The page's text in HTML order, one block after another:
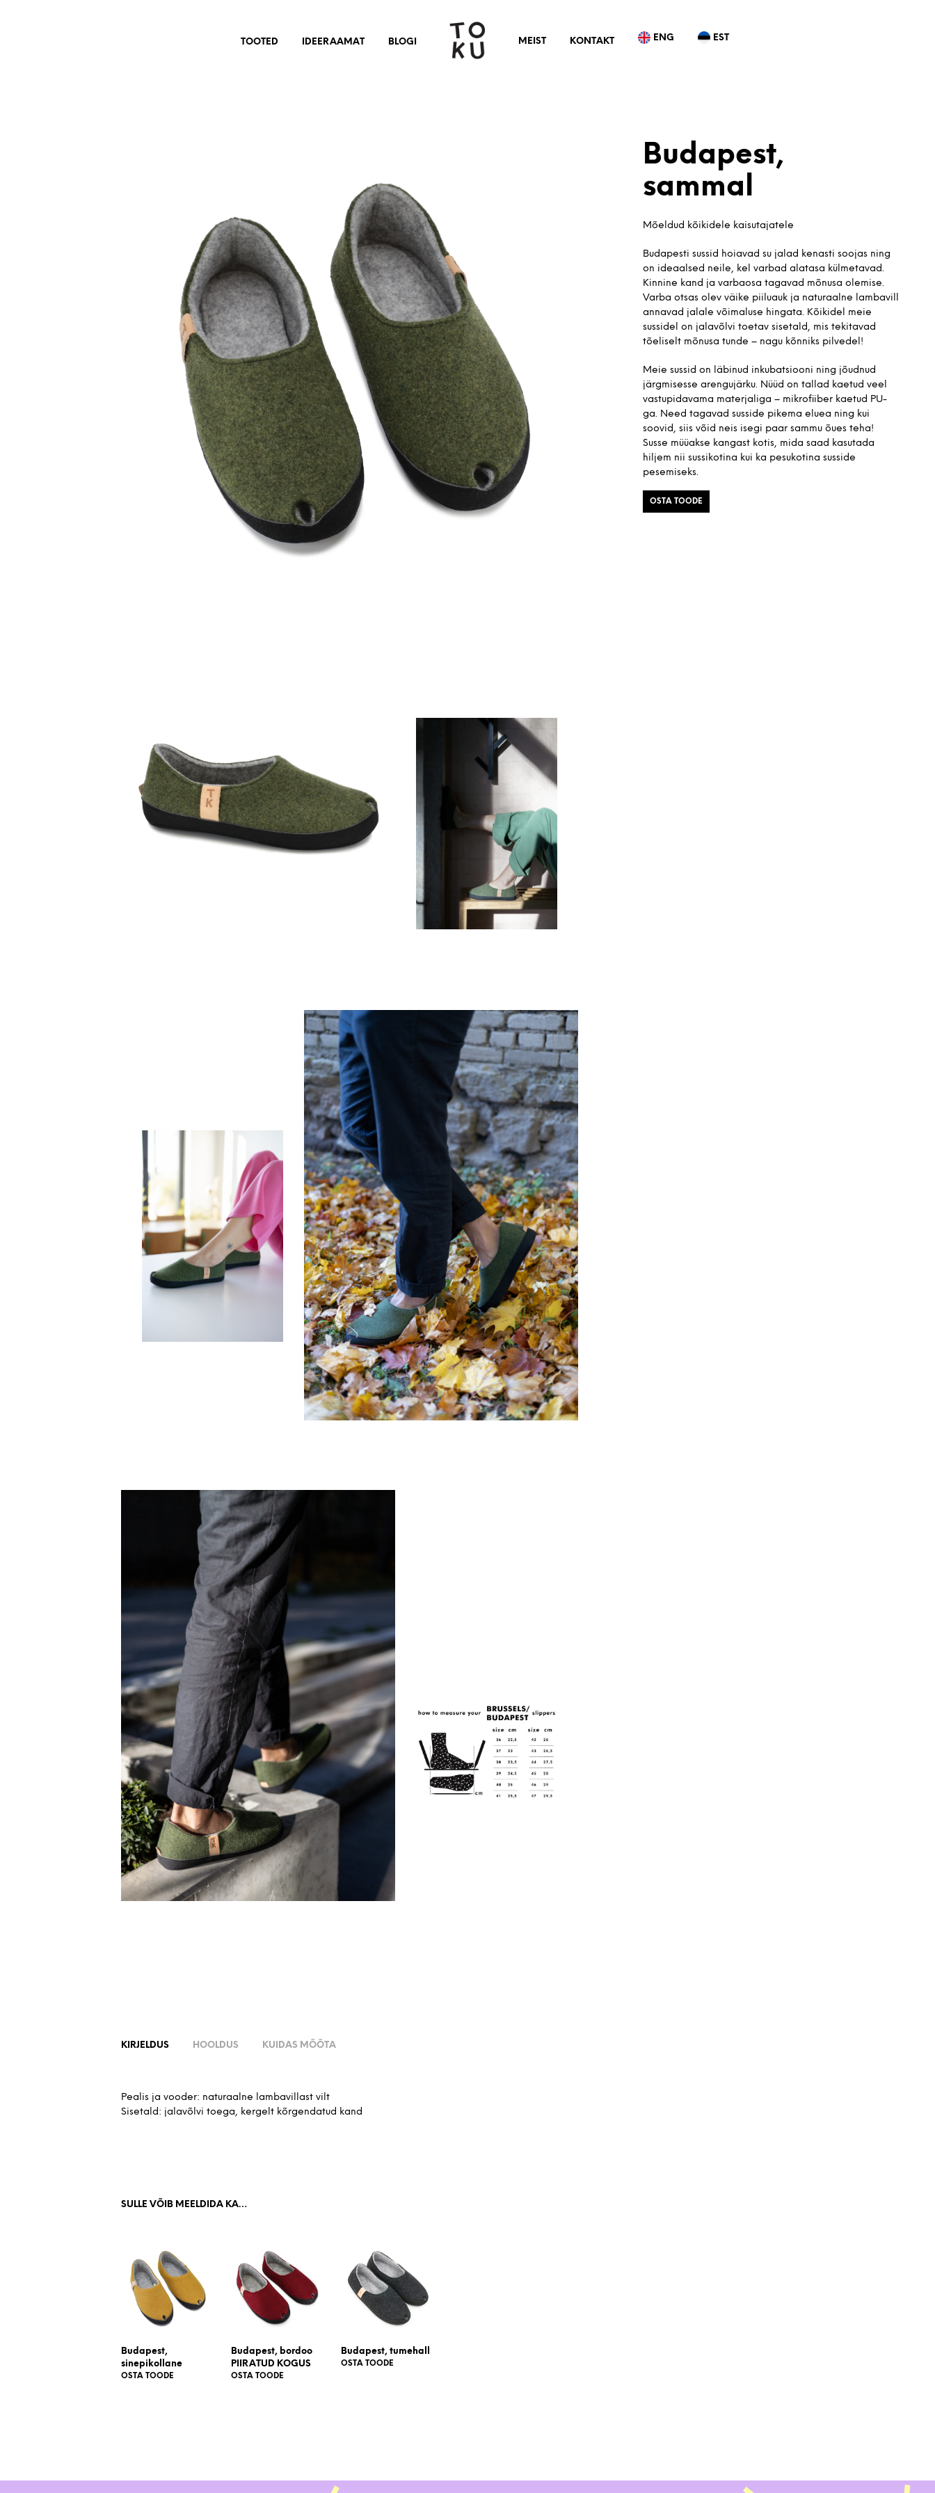
TOOTED IDEERAAMAT BLOGI MEIST KONTAKT ENG EST
Budapest,
sammal
Mõeldud kõikidele kaisutajatele
Budapesti sussid hoiavad su jalad kenasti soojas ning
on ideaalsed neile, kel varbad alatasa külmetavad.
Kinnine kand ja varbaosa tagavad mõnusa olemise.
Varba otsas olev väike piiluauk ja naturaalne lambavill
annavad jalale võimaluse hingata. Kõikidel meie
sussidel on jalavõlvi toetav sisetald, mis tekitavad
tõeliselt mõnusa tunde – nagu kõnniks pilvedel!
Meie sussid on läbinud inkubatsiooni ning jõudnud
järgmisesse arengujärku. Nüüd on tallad kaetud veel
vastupidavama materjaliga – mikrofiiber kaetud PU-
ga. Need tagavad susside pikema eluea ning kui
soovid, siis võid neis isegi paar sammu õues teha!
Susse müüakse kangast kotis, mida saad kasutada
hiljem nii sussikotina kui ka pesukotina susside
pesemiseks.
OSTA TOODE
KIRJELDUS HOOLDUS KUIDAS MÕÕTA
Pealis ja vooder: naturaalne lambavillast vilt
Sisetald: jalavõlvi toega, kergelt kõrgendatud kand
SULLE VÕIB MEELDIDA KA…
Budapest,
sinepikollane
OSTA TOODE
Budapest, bordoo
PIIRATUD KOGUS
OSTA TOODE
Budapest, tumehall
OSTA TOODE